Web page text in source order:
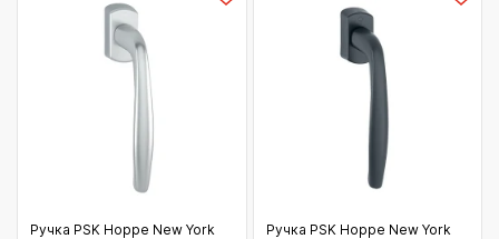
Ручка PSK Hoppe New York
Ручка PSK Hoppe New York